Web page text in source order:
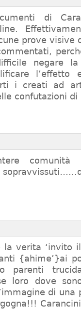
di
prove visive
negare
l’effetto
i creati ad
confutazioni di
comunità
la verita ‘invito
{ahime’}ai
parenti
loro dove
di una